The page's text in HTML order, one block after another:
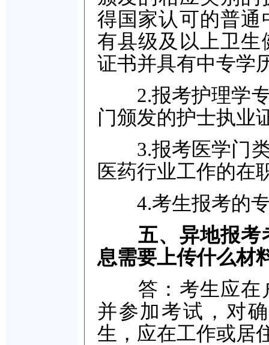
得国家认可的普
有县级及以上卫
证书并具有中专学
2.报考护理学专
门颁发的护士执业
3.报考医学门类
医药行业工作的在
4.考生报考的专
五、异地报考
息需要上传什么材
答：考生应在
并参加考试，对
生，应在工作或居